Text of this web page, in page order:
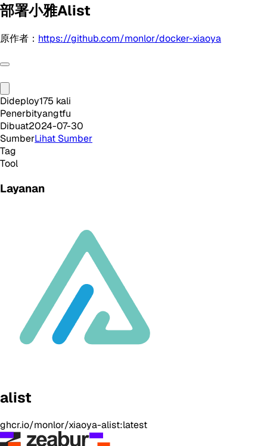
部署小雅Alist
原作者： https://github.com/monlor/docker-xiaoya
Dideploy175 kali
Penerbityangtfu
Dibuat2024-07-30
SumberLihat Sumber
Tag
Tool
Layanan
alist
ghcr.io/monlor/xiaoya-alist:latest